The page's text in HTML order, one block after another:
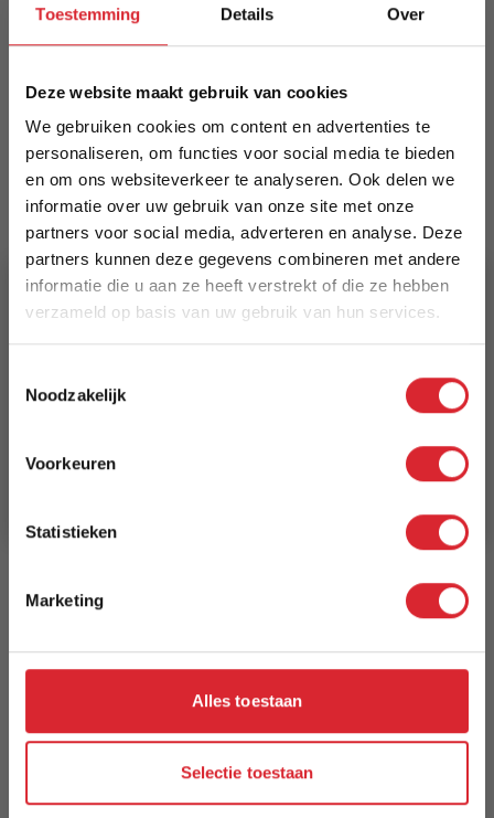
Toestemming Details Over
Deze website maakt gebruik van cookies
We gebruiken cookies om content en advertenties te
personaliseren, om functies voor social media te bieden
en om ons websiteverkeer te analyseren. Ook delen we
informatie over uw gebruik van onze site met onze
partners voor social media, adverteren en analyse. Deze
partners kunnen deze gegevens combineren met andere
informatie die u aan ze heeft verstrekt of die ze hebben
verzameld op basis van uw gebruik van hun services.
Noodzakelijk
Voorkeuren
Statistieken
Marketing
Alles toestaan
Selectie toestaan
onderhoudsarm en geschikt voor buiten. Elk
exemplaar heeft uniek aderpatroon; leverbaar in
U plaatst een review over:Eettafel Guus 120 grijs
Review
Meer informatie
Merk
Dimehouse
EAN
8720239834482
€ 499,94
Levertijd